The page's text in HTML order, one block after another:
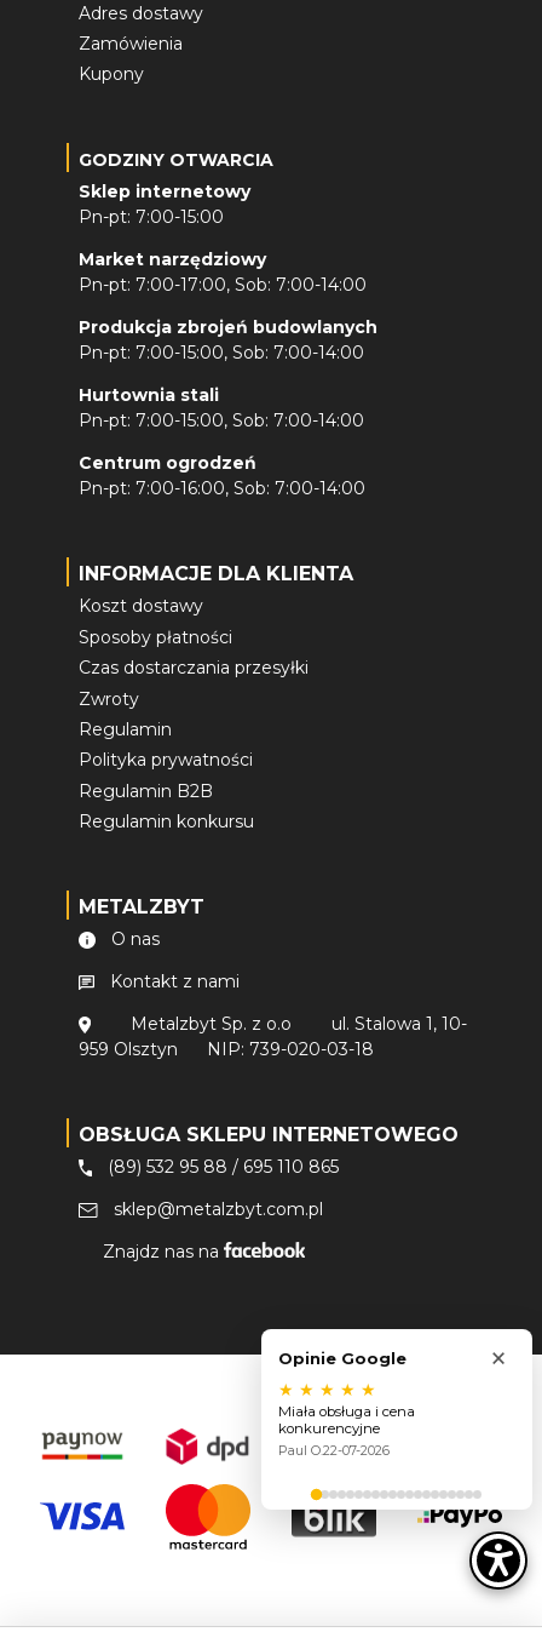
Adres dostawy
Zamówienia
Kupony
GODZINY OTWARCIA
Sklep internetowy
Pn-pt: 7:00-15:00
Market narzędziowy
Pn-pt: 7:00-17:00, Sob: 7:00-14:00
Produkcja zbrojeń budowlanych
Pn-pt: 7:00-15:00, Sob: 7:00-14:00
Hurtownia stali
Pn-pt: 7:00-15:00, Sob: 7:00-14:00
Centrum ogrodzeń
Pn-pt: 7:00-16:00, Sob: 7:00-14:00
INFORMACJE DLA KLIENTA
Koszt dostawy
Sposoby płatności
Czas dostarczania przesyłki
Zwroty
Regulamin
Polityka prywatności
Regulamin B2B
Regulamin konkursu
METALZBYT
O nas
Kontakt z nami
Metalzbyt Sp. z o.o
ul. Stalowa 1, 10-
959 Olsztyn
NIP: 739-020-03-18
OBSŁUGA SKLEPU INTERNETOWEGO
(89) 532 95 88 / 695 110 865
sklep@metalzbyt.com.pl
Znajdz nas na
Opinie Google ×
★ ★ ★ ★ ★
Miała obsługa i cena
konkurencyjne
Paul O.22-07-2026